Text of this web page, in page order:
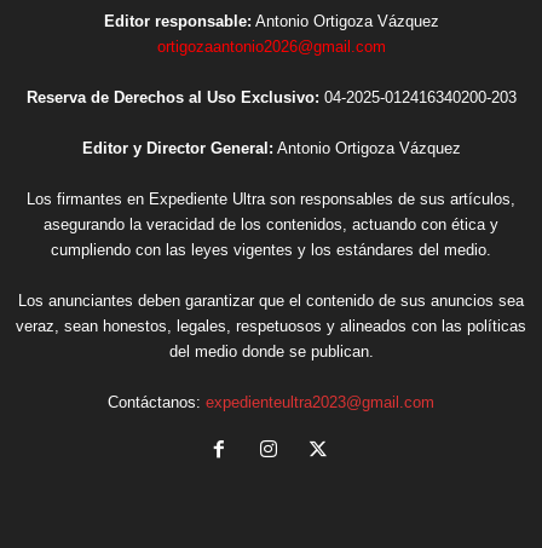
Editor responsable: Antonio Ortigoza Vázquez
ortigozaantonio2026@gmail.com
Reserva de Derechos al Uso Exclusivo: 04-2025-012416340200-203
Editor y Director General: Antonio Ortigoza Vázquez
Los firmantes en Expediente Ultra son responsables de sus artículos,
asegurando la veracidad de los contenidos, actuando con ética y
cumpliendo con las leyes vigentes y los estándares del medio.
Los anunciantes deben garantizar que el contenido de sus anuncios sea
veraz, sean honestos, legales, respetuosos y alineados con las políticas
del medio donde se publican.
Contáctanos: expedienteultra2023@gmail.com